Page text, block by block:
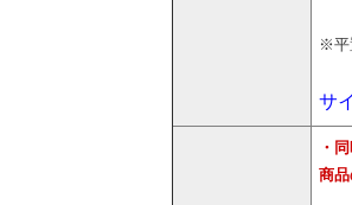
※平
サ
・
商